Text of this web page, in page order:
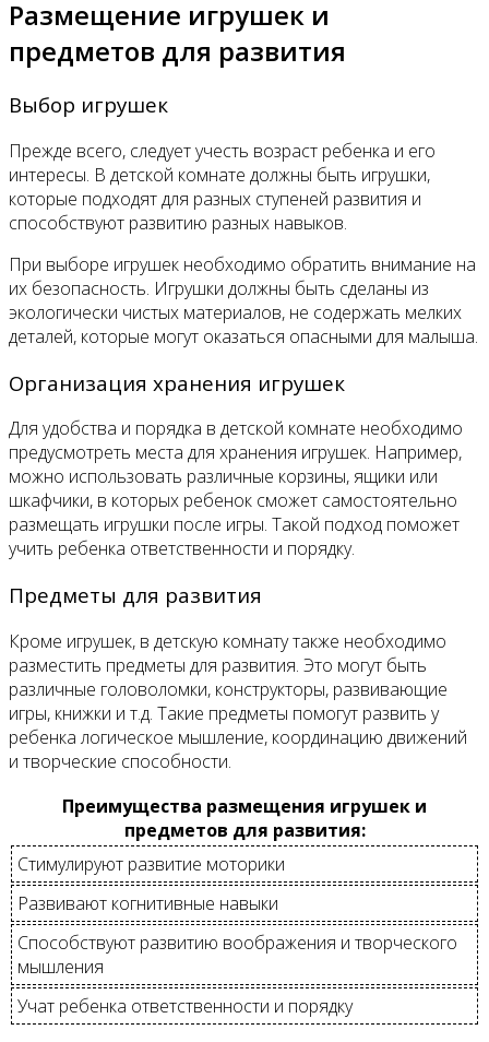
Размещение игрушек и
предметов для развития
Выбор игрушек
Прежде всего, следует учесть возраст ребенка и его
интересы. В детской комнате должны быть игрушки,
которые подходят для разных ступеней развития и
способствуют развитию разных навыков.
При выборе игрушек необходимо обратить внимание на
их безопасность. Игрушки должны быть сделаны из
экологически чистых материалов, не содержать мелких
деталей, которые могут оказаться опасными для малыша.
Организация хранения игрушек
Для удобства и порядка в детской комнате необходимо
предусмотреть места для хранения игрушек. Например,
можно использовать различные корзины, ящики или
шкафчики, в которых ребенок сможет самостоятельно
размещать игрушки после игры. Такой подход поможет
учить ребенка ответственности и порядку.
Предметы для развития
Кроме игрушек, в детскую комнату также необходимо
разместить предметы для развития. Это могут быть
различные головоломки, конструкторы, развивающие
игры, книжки и т.д. Такие предметы помогут развить у
ребенка логическое мышление, координацию движений
и творческие способности.
Преимущества размещения игрушек и
предметов для развития:
Стимулируют развитие моторики
Развивают когнитивные навыки
Способствуют развитию воображения и творческого
мышления
Учат ребенка ответственности и порядку